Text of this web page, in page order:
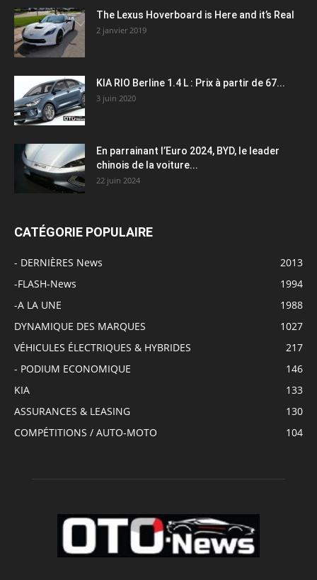
The Lexus Hoverboard is Here and it’s Real
2 janvier 2019
KIA RIO Berline 1.4 L : Prix à partir de 67...
3 juin 2020
En parrainant l’Euro 2024, BYD, le leader
chinois de la voiture...
22 juin 2024
CATÉGORIE POPULAIRE
- DERNIÈRES News
2013
-FLASH-News
1994
-A LA UNE
1988
DYNAMIQUE DES MARQUES
1027
VÉHICULES ÉLECTRIQUES & HYBRIDES
217
- PODIUM ECONOMIQUE
146
KIA
133
ASSURANCES & LEASING
130
COMPÉTITIONS / AUTO-MOTO
104